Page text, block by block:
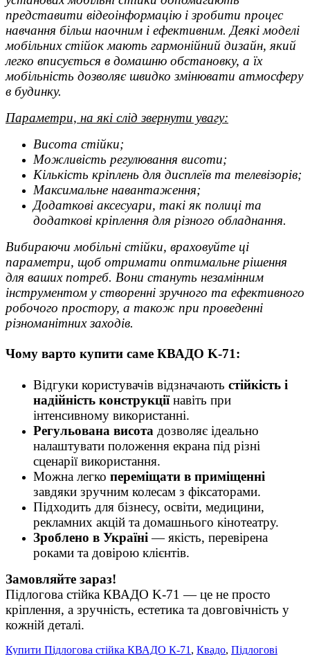
представити відеоінформацію і зробити процес
навчання більш наочним і ефективним. Деякі моделі
мобільних стійок мають гармонійний дизайн, який
легко вписується в домашню обстановку, а їх
мобільність дозволяє швидко змінювати атмосферу
в будинку.
Параметри, на які слід звернути увагу:
Висота стійки;
Можливість регулювання висоти;
Кількість кріплень для дисплеїв та телевізорів;
Максимальне навантаження;
Додаткові аксесуари, такі як полиці та
додаткові кріплення для різного обладнання.
Вибираючи мобільні стійки, враховуйте ці
параметри, щоб отримати оптимальне рішення
для ваших потреб. Вони стануть незамінним
інструментом у створенні зручного та ефективного
робочого простору, а також при проведенні
різноманітних заходів.
Чому варто купити саме КВАДО K‑71:
Відгуки користувачів відзначають стійкість і
надійність конструкціїнавіть при
інтенсивному використанні.
Регульована висота дозволяє ідеально
налаштувати положення екрана під різні
сценарії використання.
Можна легко переміщати в приміщенні
завдяки зручним колесам з фіксаторами.
Підходить для бізнесу, освіти, медицини,
рекламних акцій та домашнього кінотеатру.
Зроблено в Україні — якість, перевірена
роками та довірою клієнтів.
Замовляйте зараз!
Підлогова стійка КВАДО K‑71 — це не просто
кріплення, а зручність, естетика та довговічність у
кожній деталі.
Купити Підлогова стійка КВАДО К-71 , Квадо, Підлогові